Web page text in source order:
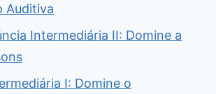
Auditiva
Intermediária II: Domine a
I: Domine o